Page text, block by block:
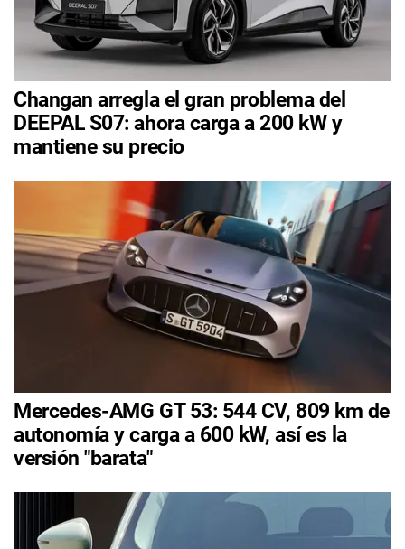
Changan arregla el gran problema del
DEEPAL S07: ahora carga a 200 kW y
mantiene su precio
Mercedes-AMG GT 53: 544 CV, 809 km de
autonomía y carga a 600 kW, así es la
versión "barata"